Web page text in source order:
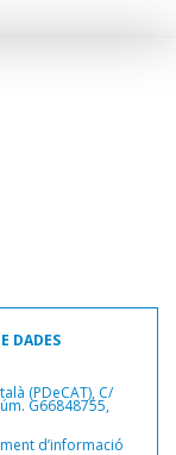
DADES
(PDeCAT), C/
G66848755,
d’informació